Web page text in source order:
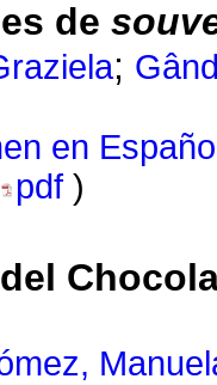
de
;
en
pdf )